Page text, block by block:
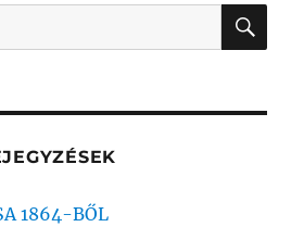
1864-BŐL